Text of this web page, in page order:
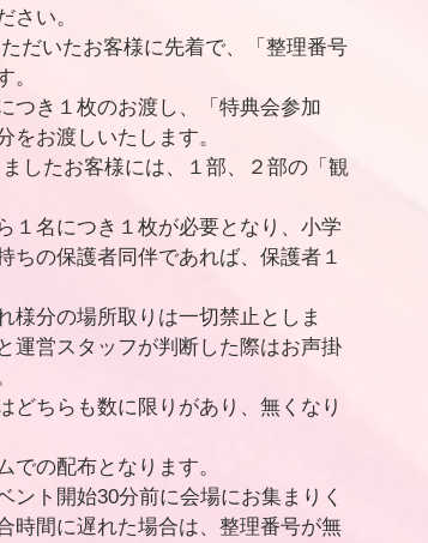
さい。
だいたお客様に先着で、「整理番号
。
つき１枚のお渡し、「特典会参加
お渡しいたします。
したお客様には、１部、２部の「観
１名につき１枚が必要となり、小学
の保護者同伴であれば、保護者１
分の場所取りは一切禁止としま
運営スタッフが判断した際はお声掛
ちらも数に限りがあり、無くなり
の配布となります。
ト開始30分前に会場にお集まりく
時間に遅れた場合は、整理番号が無